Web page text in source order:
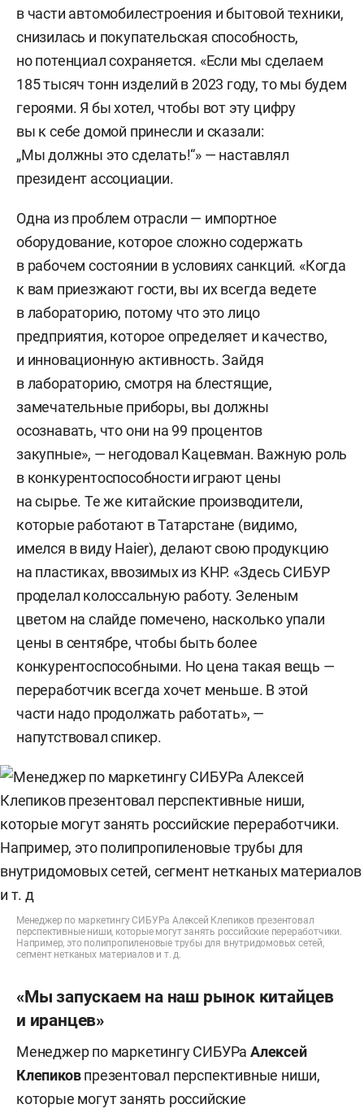
в части автомобилестроения и бытовой техники,
снизилась и покупательская способность,
но потенциал сохраняется. «Если мы сделаем
185 тысяч тонн изделий в 2023 году, то мы будем
героями. Я бы хотел, чтобы вот эту цифру
вы к себе домой принесли и сказали:
„Мы должны это сделать!“» — наставлял
президент ассоциации.
Одна из проблем отрасли — импортное
оборудование, которое сложно содержать
в рабочем состоянии в условиях санкций. «Когда
к вам приезжают гости, вы их всегда ведете
в лабораторию, потому что это лицо
предприятия, которое определяет и качество,
и инновационную активность. Зайдя
в лабораторию, смотря на блестящие,
замечательные приборы, вы должны
осознавать, что они на 99 процентов
закупные», — негодовал Кацевман. Важную роль
в конкурентоспособности играют цены
на сырье. Те же китайские производители,
которые работают в Татарстане (видимо,
имелся в виду Haier), делают свою продукцию
на пластиках, ввозимых из КНР. «Здесь СИБУР
проделал колоссальную работу. Зеленым
цветом на слайде помечено, насколько упали
цены в сентябре, чтобы быть более
конкурентоспособными. Но цена такая вещь —
переработчик всегда хочет меньше. В этой
части надо продолжать работать», —
напутствовал спикер.
Менеджер по маркетингу СИБУРа Алексей Клепиков презентовал
перспективные ниши, которые могут занять российские переработчики.
Например, это полипропиленовые трубы для внутридомовых сетей,
сегмент нетканых материалов и т. д.
«Мы запускаем на наш рынок китайцев
и иранцев»
Менеджер по маркетингу СИБУРа Алексей
Клепиковпрезентовал перспективные ниши,
которые могут занять российские